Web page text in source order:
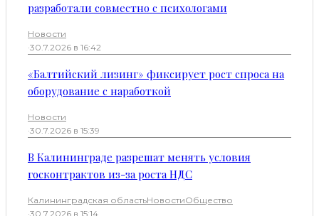
разработали совместно с психологами
Новости
·30.7.2026 в 16:42
«Балтийский лизинг» фиксирует рост спроса на
оборудование с наработкой
Новости
·30.7.2026 в 15:39
В Калининграде разрешат менять условия
госконтрактов из-за роста НДС
Калининградская областьНовостиОбщество
·30.7.2026 в 15:14